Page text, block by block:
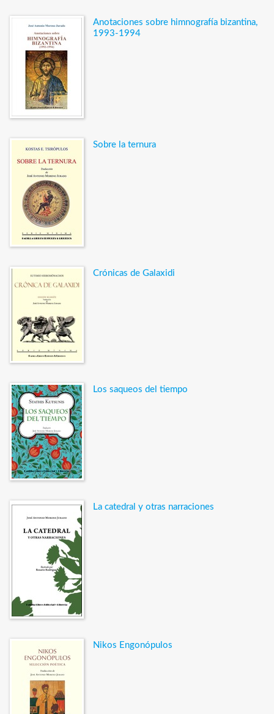
Anotaciones sobre himnografía bizantina,
1993-1994
Sobre la ternura
Crónicas de Galaxidi
Los saqueos del tiempo
La catedral y otras narraciones
Nikos Engonópulos